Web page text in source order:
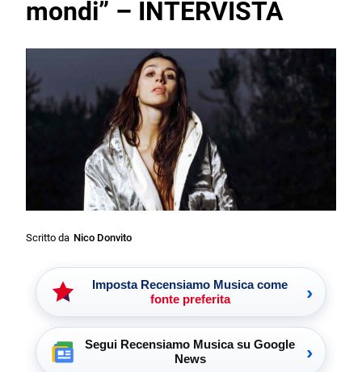
mondi” – INTERVISTA
Scritto da Nico Donvito
Imposta Recensiamo Musica come
fonte preferita
›
Segui Recensiamo Musica su Google
News
›